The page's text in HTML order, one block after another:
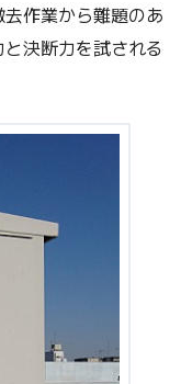
作業から難題のあ
決断力を試される